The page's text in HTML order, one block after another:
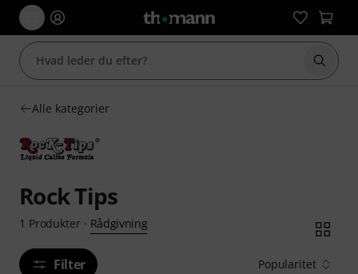
Start
Alle kategorier
Rock Tips
1 Produkter· Rådgivning
Filter Popularitet